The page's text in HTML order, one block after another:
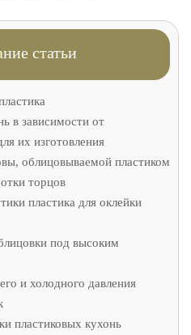
статьи
в зависимости от
их изготовления
облицовываемой пластиком
торцов
пластика для оклейки
под высоким
и холодного давления
пластиковых кухонь